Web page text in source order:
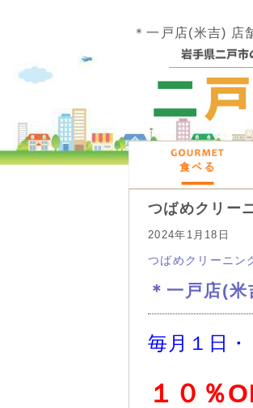
＊一戸店(米吉) 店
つばめクリー
2024年1月18日
つばめクリーニン
＊一戸店(
毎月１日・
１０％